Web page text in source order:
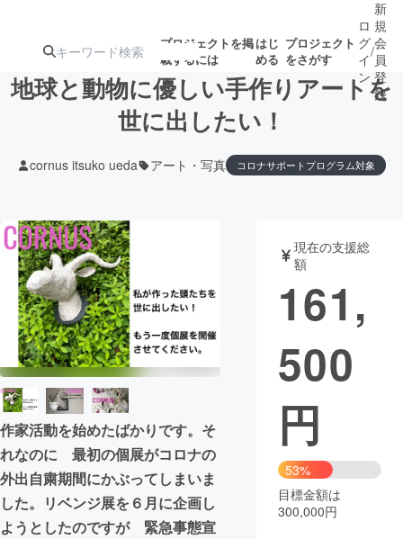
プロジェクトを掲
載するには
はじ
める
プロジェクト
をさがす
ジェクト
ターン
ジェクト
募集終了が近いプ
ロジェクト
もうすぐ公開
されます
アート・写真 音楽
テクノロジー・ガジェット ゲーム・サ
映像・映画
ビジネス・起業
まちづくり・地域活性化
CAMPFIRE for Social Good
CAMPFIRE Creation
CAMPFIREふるさと納税machi-ya コミュニティ
ロ
グ
イ
ン
/
新
規
会
員
登
録
地球と動物に優しい手作りアートを
世に出したい！
cornus itsuko ueda アート・写真 コロナサポートプログラム対象
作家活動を始めたばかりです。そ
れなのに 最初の個展がコロナの
外出自粛期間にかぶってしまいま
した。リベンジ展を６月に企画し
ようとしたのですが 緊急事態宣
現在の支援総
額
161,
500
円
53%
目標金額は
300,000円